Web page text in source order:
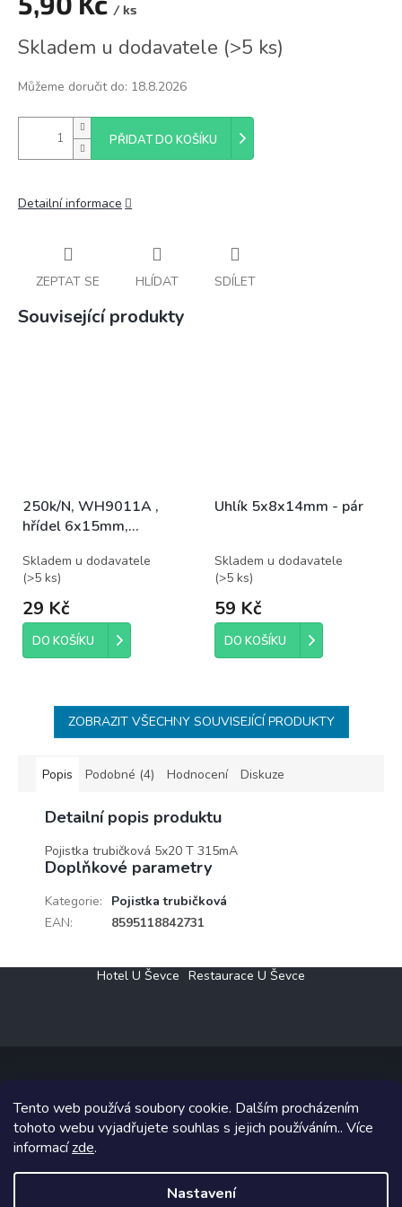
Tento web používá soubory cookie. Dalším procházením
tohoto webu vyjadřujete souhlas s jejich používáním.. Více
informacízde.
Nastavení
/ ks
cena:
Skladem u dodavatele (>5 ks)
Můžeme doručit do: 18.8.2026
PŘIDAT DO KOŠÍKU
Detailní informace
ZEPTAT SE HLÍDAT SDÍLET
Související produkty
250k/N, WH9011A ,
hřídel 6x15mm,
Skladem u dodavatele
(>5 ks)
29 Kč
DO KOŠÍKU
Uhlík 5x8x14mm - pár
Skladem u dodavatele
(>5 ks)
59 Kč
DO KOŠÍKU
ZOBRAZIT VŠECHNY SOUVISEJÍCÍ PRODUKTY
Popis Podobné (4) Hodnocení Diskuze
Detailní popis produktu
Pojistka trubičková 5x20 T 315mA
Doplňkové parametry
Kategorie:
Pojistka trubičková
EAN: 8595118842731
Hotel U Ševce Restaurace U Ševce
Copyright 2026Elektro Klesný s.r.o.. Všechna práva vyhrazena.
Grafický návrh vytvořil a na Shoptet implementoval
Shoptetak.cz.